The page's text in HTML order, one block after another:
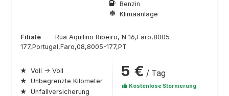
Benzin
Klimaanlage
Filiale
Rua Aquilino Ribeiro, N 16,Faro,8005-
177,Portugal,Faro,08,8005-177,PT
★ Voll → Voll
★ Unbegrenzte Kilometer
★ Unfallversicherung
5 € / Tag
Kostenlose Stornierung